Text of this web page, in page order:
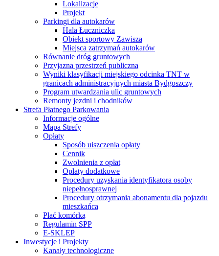
Lokalizacje
Projekt
Parkingi dla autokarów
Hala Łuczniczka
Obiekt sportowy Zawisza
Miejsca zatrzymań autokarów
Równanie dróg gruntowych
Przyjazna przestrzeń publiczna
Wyniki klasyfikacji miejskiego odcinka TNT w
granicach administracyjnych miasta Bydgoszczy
Program utwardzania ulic gruntowych
Remonty jezdni i chodników
Strefa Płatnego Parkowania
Informacje ogólne
Mapa Strefy
Opłaty
Sposób uiszczenia opłaty
Cennik
Zwolnienia z opłat
Opłaty dodatkowe
Procedury uzyskania identyfikatora osoby
niepełnosprawnej
Procedury otrzymania abonamentu dla pojazdu
mieszkańca
Płać komórką
Regulamin SPP
E-SKLEP
Inwestycje i Projekty
Kanały technologiczne